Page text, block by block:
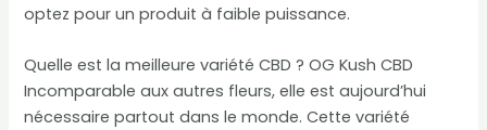
optez pour un produit à faible puissance.
Quelle est la meilleure variété CBD ? OG Kush CBD
Incomparable aux autres fleurs, elle est aujourd’hui
nécessaire partout dans le monde. Cette variété